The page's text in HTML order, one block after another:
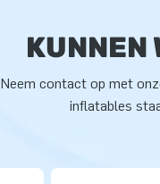
KUNNEN
Neem contact op met
inflatables